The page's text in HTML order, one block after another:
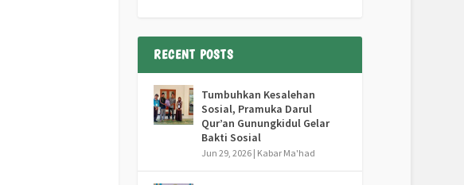
RECENT POSTS
Tumbuhkan Kesalehan
Sosial, Pramuka Darul
Qur’an Gunungkidul Gelar
Bakti Sosial
Jun 29, 2026 | Kabar Ma'had